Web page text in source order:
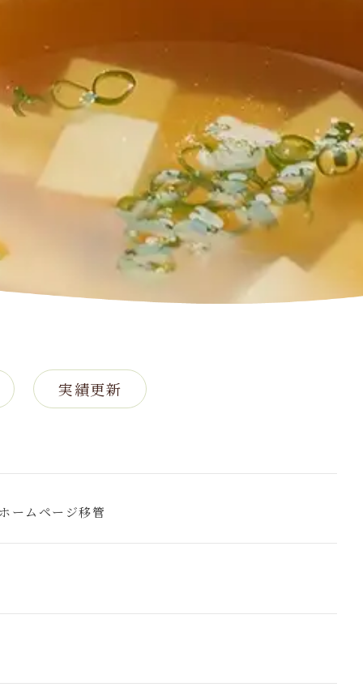
実績更新
ームページ移管